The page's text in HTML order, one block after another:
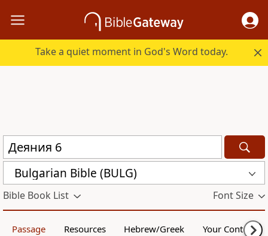
Take a quiet moment in God's Word today.
Bulgarian Bible (BULG)
Bible Book List Font Size
Passage Resources Hebrew/Greek Your Content